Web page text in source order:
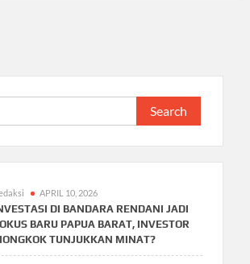
Search
for:
APRIL 10, 2026
DI BANDARA RENDANI JADI
BARU PAPUA BARAT, INVESTOR
TUNJUKKAN MINAT?